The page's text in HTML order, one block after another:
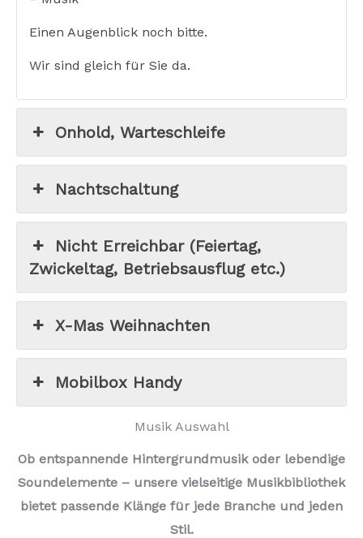
Einen Augenblick noch bitte.
Wir sind gleich für Sie da.
Onhold, Warteschleife
Nachtschaltung
Nicht Erreichbar (Feiertag,
Zwickeltag, Betriebsausflug etc.)
X-Mas Weihnachten
Mobilbox Handy
Musik Auswahl
Ob entspannende Hintergrundmusik oder lebendige
Soundelemente – unsere vielseitige Musikbibliothek
bietet passende Klänge für jede Branche und jeden
Stil.